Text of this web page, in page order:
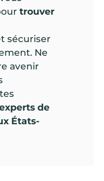
trouver
sécuriser
Ne
avenir
de
États-